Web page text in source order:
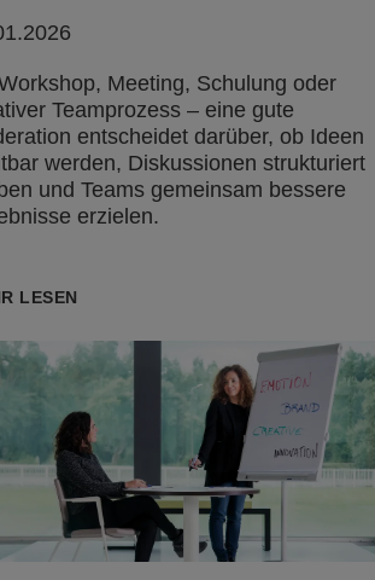
Meeting, Schulung oder
Teamprozess – eine gute
entscheidet darüber, ob Ideen
werden, Diskussionen strukturiert
und Teams gemeinsam bessere
erzielen.
LESEN